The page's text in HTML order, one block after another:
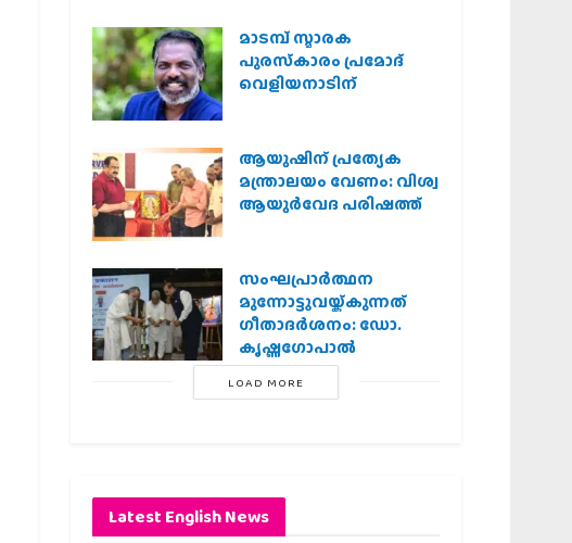
മാടമ്പ് സ്മാരക
പുരസ്‌കാരം പ്രമോദ്
വെളിയനാടിന്
ആയുഷിന് പ്രത്യേക
മന്ത്രാലയം വേണം: വിശ്വ
ആയുര്‍വേദ പരിഷത്ത്
സംഘപ്രാര്‍ത്ഥന
മുന്നോട്ടുവയ്ക്കുന്നത്
ഗീതാദര്‍ശനം: ഡോ.
കൃഷ്ണഗോപാല്‍
LOAD MORE
Latest English News